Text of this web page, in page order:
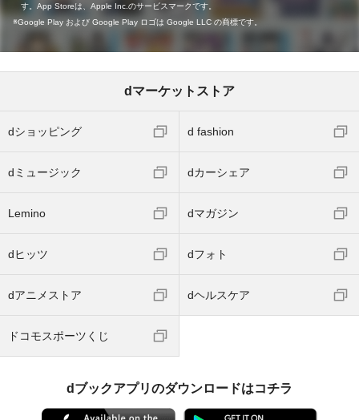
す。App Storeは、Apple Inc.のサービスマークです。
Google Play および Google Play ロゴは Google LLC の商標です。
dマーケットストア
dショッピング d fashion
dミュージック dカーシェア
Lemino dマガジン
dヒッツ dフォト
dアニメストア dヘルスケア
ドコモスポーツくじ
dブックアプリのダウンロードはコチラ